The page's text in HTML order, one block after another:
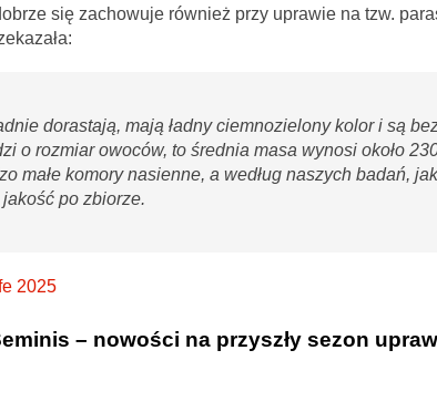
się zachowuje również przy uprawie na tzw.
dorastają, mają ładny ciemnozielony kolor i są
o rozmiar owoców, to średnia masa wynosi około
małe komory nasienne, a według naszych badań,
po zbiorze.
2025
– nowości na przyszły sezon